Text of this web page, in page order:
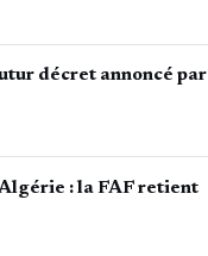
décret annoncé par
: la FAF retient